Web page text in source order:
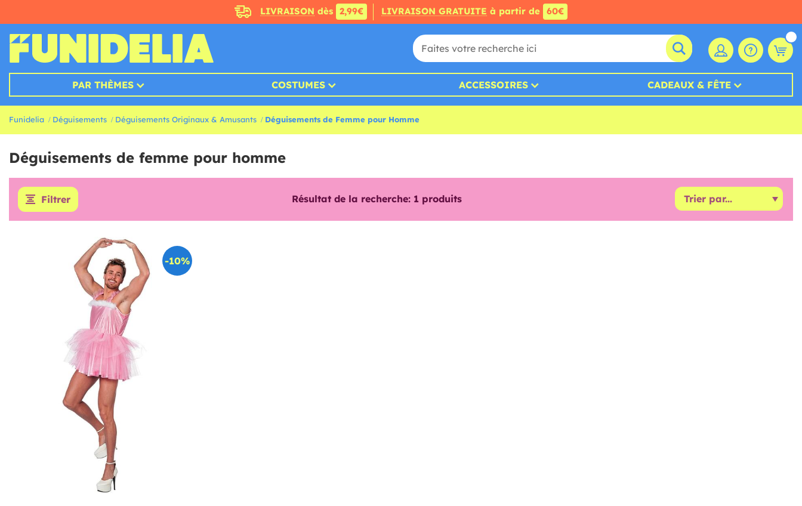
LIVRAISON dès 2,99€ LIVRAISON GRATUITE à partir de 60€
PAR THÈMES COSTUMES ACCESSOIRES CADEAUX & FÊTE
Funidelia Déguisements Déguisements Originaux & Amusants Déguisements de Femme pour Homme
Déguisements de femme pour homme
Filtrer Résultat de la recherche: 1 produits
-10%